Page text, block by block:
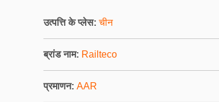
उत्पत्ति के प्लेस: चीन
ब्रांड नाम: Railteco
प्रमाणन: AAR